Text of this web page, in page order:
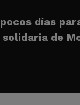
pocos días
de